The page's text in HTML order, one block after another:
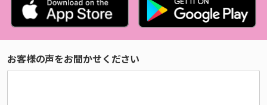
お客様の声をお聞かせください